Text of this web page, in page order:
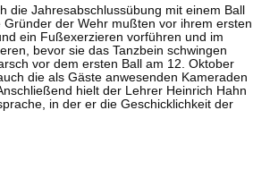
die Jahresabschlussübung mit einem Ball
Gründer der Wehr mußten vor ihrem ersten
ein Fußexerzieren vorführen und im
bevor sie das Tanzbein schwingen
vor dem ersten Ball am 12. Oktober
die als Gäste anwesenden Kameraden
hielt der Lehrer Heinrich Hahn
in der er die Geschicklichkeit der